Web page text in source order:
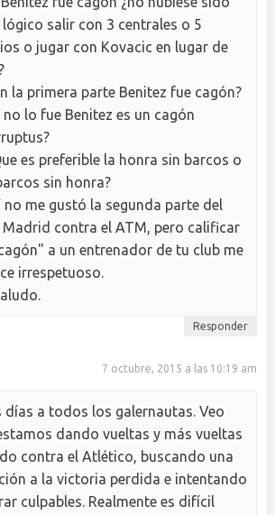
lógico salir con 3 centrales o 5
o jugar con Kovacic en lugar de
la primera parte Benitez fue cagón?
no lo fue Benitez es un cagón
es preferible la honra sin barcos o
sin honra?
no me gustó la segunda parte del
Madrid contra el ATM, pero calificar
a un entrenador de tu club me
irrespetuoso.
Responder
7 octubre, 2015 a las 10:19 am
días a todos los galernautas. Veo
dando vueltas y más vueltas
contra el Atlético, buscando una
a la victoria perdida e intentando
culpables. Realmente es difícil